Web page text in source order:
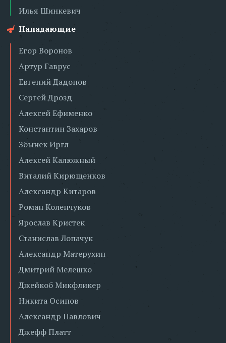
Илья Шинкевич
Нападающие
Егор Воронов
Артур Гаврус
Евгений Дадонов
Сергей Дрозд
Алексей Ефименко
Константин Захаров
Збынек Иргл
Алексей Калюжный
Виталий Кирющенков
Александр Китаров
Роман Коленчуков
Ярослав Кристек
Станислав Лопачук
Александр Матерухин
Дмитрий Мелешко
Джейкоб Микфликер
Никита Осипов
Александр Павлович
Джефф Платт